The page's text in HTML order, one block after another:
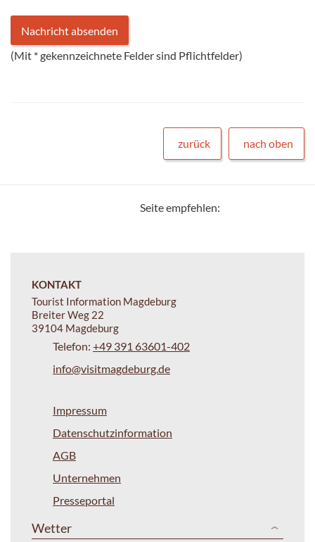
(Mit *gekennzeichnete Felder sind Pflichtfelder)
zurück nach oben
Seite empfehlen:
KONTAKT
Tourist Information Magdeburg
Breiter Weg 22
39104 Magdeburg
Telefon: +49 391 63601-402
info@visitmagdeburg.de
Impressum
Datenschutzinformation
AGB
Unternehmen
Presseportal
Wetter